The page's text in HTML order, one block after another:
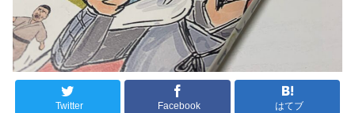
Twitter Facebook はてブ